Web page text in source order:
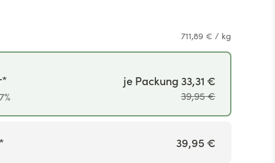
Eenheidsprijs
711,89 € / per
kg
je Packung 33,31 €
39,95 €
39,95 €